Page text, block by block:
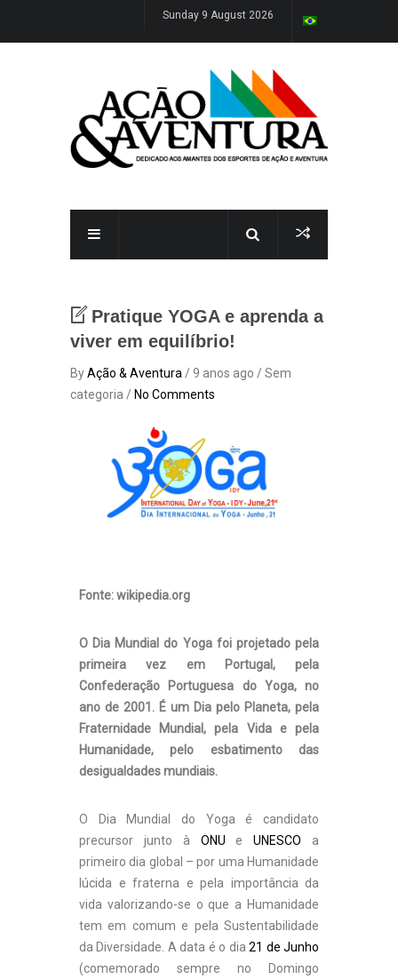
Sunday 9 August 2026
Pratique YOGA e aprenda a
viver em equilíbrio!
ByAção & Aventura / 9 anos ago / Sem
categoria / No Comments
Fonte: wikipedia.org
O Dia Mundial do Yoga foi projetado pela
primeira vez em Portugal, pela
Confederação Portuguesa do Yoga, no
ano de 2001. É um Dia pelo Planeta, pela
Fraternidade Mundial, pela Vida e pela
Humanidade, pelo esbatimento das
desigualdades mundiais.
O Dia Mundial do Yoga é candidato
precursor junto à ONU eUNESCO a
primeiro dia global – por uma Humanidade
lúcida e fraterna e pela importância da
vida valorizando-se o que a Humanidade
tem em comum e pela Sustentabilidade
da Diversidade. A data é o dia21 de Junho
(comemorado sempre no Domingo